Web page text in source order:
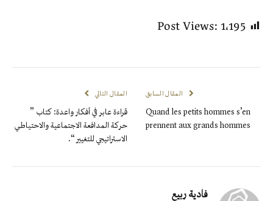
Post Views:1٬195
المقال السابق
Quand les petits hommes s’en
prennent aux grands hommes
المقال التالي
قراءة عابر في أفكار واعدة: كتاب ”
حركة المدافعة الاجتماعية والاحتياطي
الاستراتيجي للتغيير “.
فادية ربيع